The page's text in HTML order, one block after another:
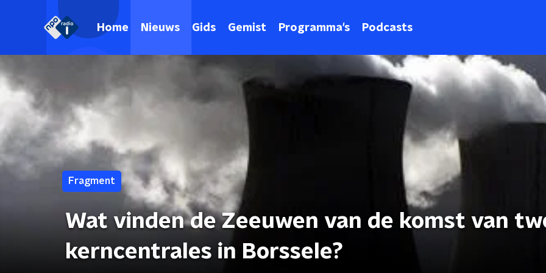
Home Nieuws Gids Gemist Programma's Podcasts
Fragment
Wat vinden de Zeeuwen van de komst van
kerncentrales in Borssele?